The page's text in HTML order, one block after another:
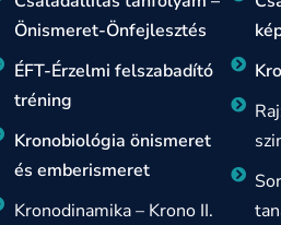
Önismeret-Önfejlesztés
ÉFT-Érzelmi felszabadító
tréning
Kronobiológia önismeret
és emberismeret
Kronodinamika – Krono II.